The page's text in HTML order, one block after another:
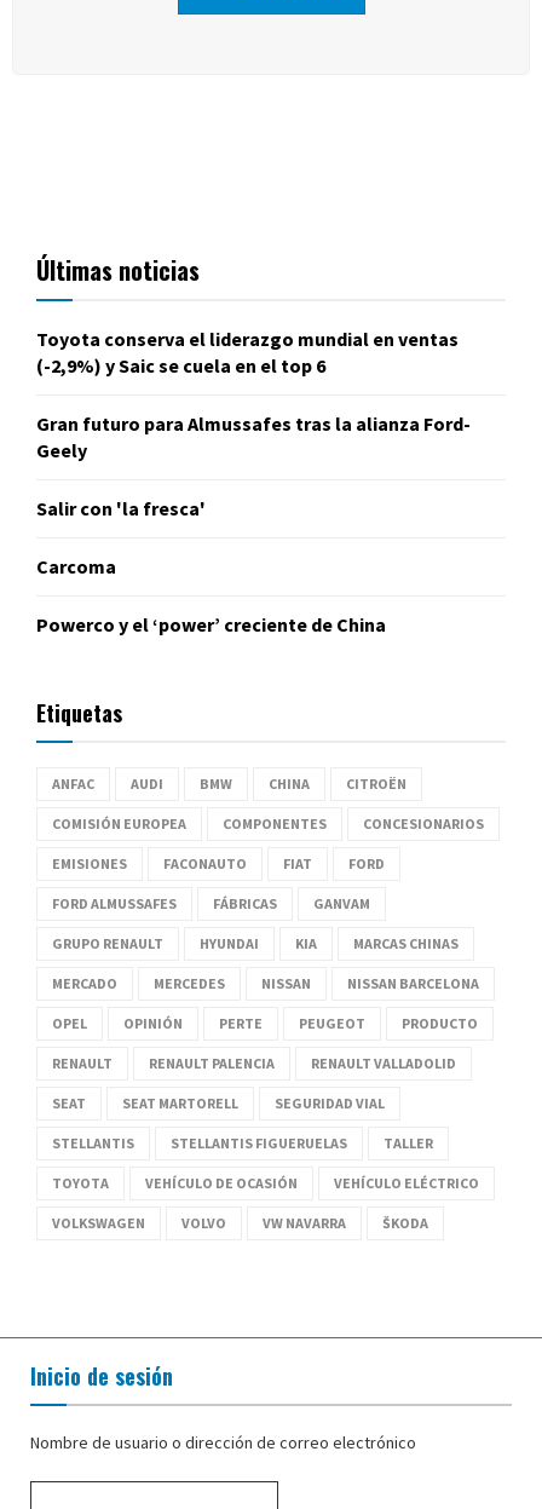
Últimas noticias
Toyota conserva el liderazgo mundial en ventas
(-2,9%) y Saic se cuela en el top 6
Gran futuro para Almussafes tras la alianza Ford-
Geely
Salir con 'la fresca'
Carcoma
Powerco y el ‘power’ creciente de China
Etiquetas
ANFAC AUDI BMW CHINA CITROËN
COMISIÓN EUROPEA COMPONENTES CONCESIONARIOS
EMISIONES FACONAUTO FIAT FORD
FORD ALMUSSAFES FÁBRICAS GANVAM
GRUPO RENAULT HYUNDAI KIA MARCAS CHINAS
MERCADO MERCEDES NISSAN NISSAN BARCELONA
OPEL OPINIÓN PERTE PEUGEOT PRODUCTO
RENAULT RENAULT PALENCIA RENAULT VALLADOLID
SEAT SEAT MARTORELL SEGURIDAD VIAL
STELLANTIS STELLANTIS FIGUERUELAS TALLER
TOYOTA VEHÍCULO DE OCASIÓN VEHÍCULO ELÉCTRICO
VOLKSWAGEN VOLVO VW NAVARRA ŠKODA
Inicio de sesión
Nombre de usuario o dirección de correo electrónico